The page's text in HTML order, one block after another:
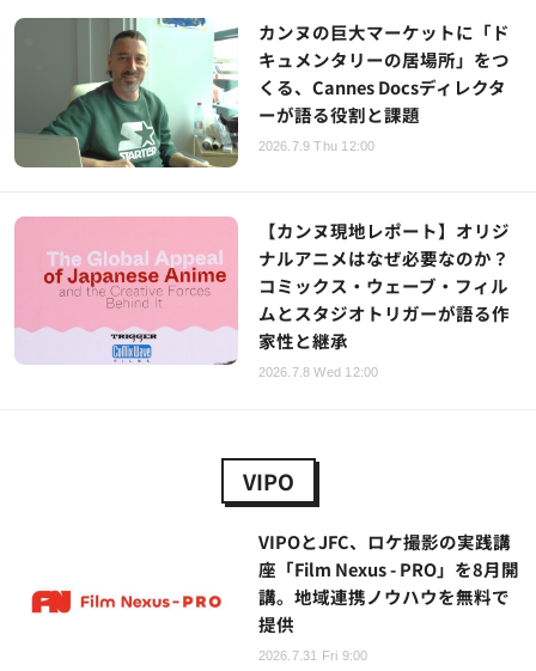
カンヌの巨大マーケットに「ド
キュメンタリーの居場所」をつ
くる、Cannes Docsディレクタ
ーが語る役割と課題
2026.7.9 Thu 12:00
【カンヌ現地レポート】オリジ
ナルアニメはなぜ必要なのか？
コミックス・ウェーブ・フィル
ムとスタジオトリガーが語る作
家性と継承
2026.7.8 Wed 12:00
VIPO
VIPOとJFC、ロケ撮影の実践講
座「Film Nexus - PRO」を8月開
講。地域連携ノウハウを無料で
提供
2026.7.31 Fri 9:00